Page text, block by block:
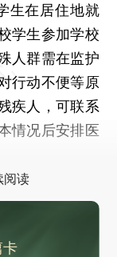
生在居住地就
学生参加学校
人群需在监护
行动不便等原
疾人，可联系
情况后安排医
阅读
卡